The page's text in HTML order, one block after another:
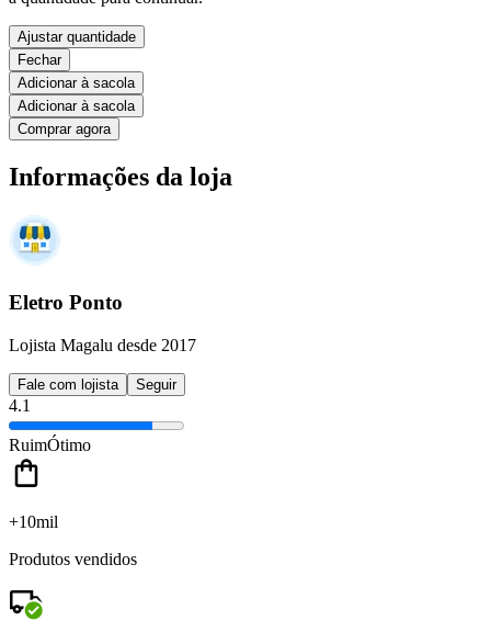
Ajustar quantidade
Fechar
Adicionar à sacola
Adicionar à sacola
Comprar agora
Informações da loja
Eletro Ponto
Lojista Magalu desde 2017
Fale com lojista Seguir
4.1
RuimÓtimo
+10mil
Produtos vendidos